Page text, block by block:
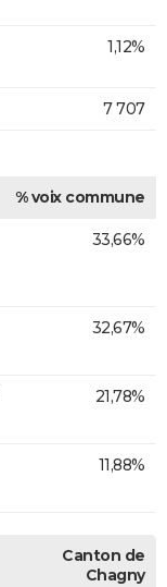
1,12%
7 707
% voix commune
33,66%
32,67%
21,78%
11,88%
Canton de
Chagny